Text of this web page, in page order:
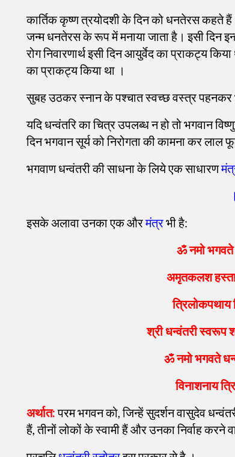
कार्तिक कृष्ण त्रयोदशी के दिन को धनतेरस कहते
जन्म धनतेरस के रूप में मनाया जाता है। इसी दिन
रोग निवारणार्थ इसी दिन आयुर्वेद का प्राकट्य किया
का प्राकट्य किया था ।
सुबह उठकर स्नान के पश्चात स्वच्छ वस्त्र पहनकर
यदि धन्वंतरि का चित्र उपलब्ध न हो तो भगवान
दिन भगवान सूर्य को निरोगता की कामना कर लाल
भगवाण धन्वंतरी की साधना के लिये एक साधारण
इसके अलावा उनका एक औरमंत्रभी है:
ॐ नमो भगवते
अमृतकलश हस्ताय
त्रिलोकपथाय
श्री धन्वंतरी स्वरूप
ॐ नमो भगवते
विनाशनाय
अर्थात:परम भगवन को, जिन्हें सुदर्शन वासुदेव
हैं, तीनों लोकों के स्वामी हैं और उनका निर्वाह करने